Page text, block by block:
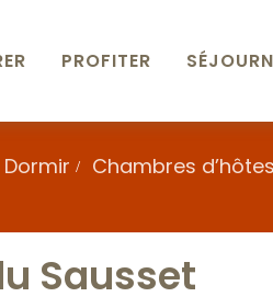
PROFITER
Dormir Chambres d’hôtes
Sausset